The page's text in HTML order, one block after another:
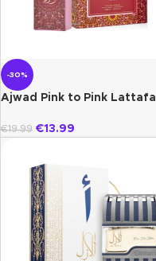
-30%
Ajwad Pink to Pink Lattafa
€19.99 €13.99